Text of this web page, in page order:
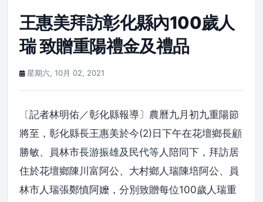
王惠美拜訪彰化縣內100歲人
瑞 致贈重陽禮金及禮品
星期六, 10月 02, 2021
〔記者林明佑／彰化縣報導〕農曆九月初九重陽節
將至，彰化縣長王惠美於今(2)日下午在花壇鄉長顧
勝敏、員林市長游振雄及民代等人陪同下，拜訪居
住於花壇鄉陳川富阿公、大村鄉人瑞陳培阿公、員
林市人瑞張鄭慎阿嬤，分別致贈每位100歲人瑞重